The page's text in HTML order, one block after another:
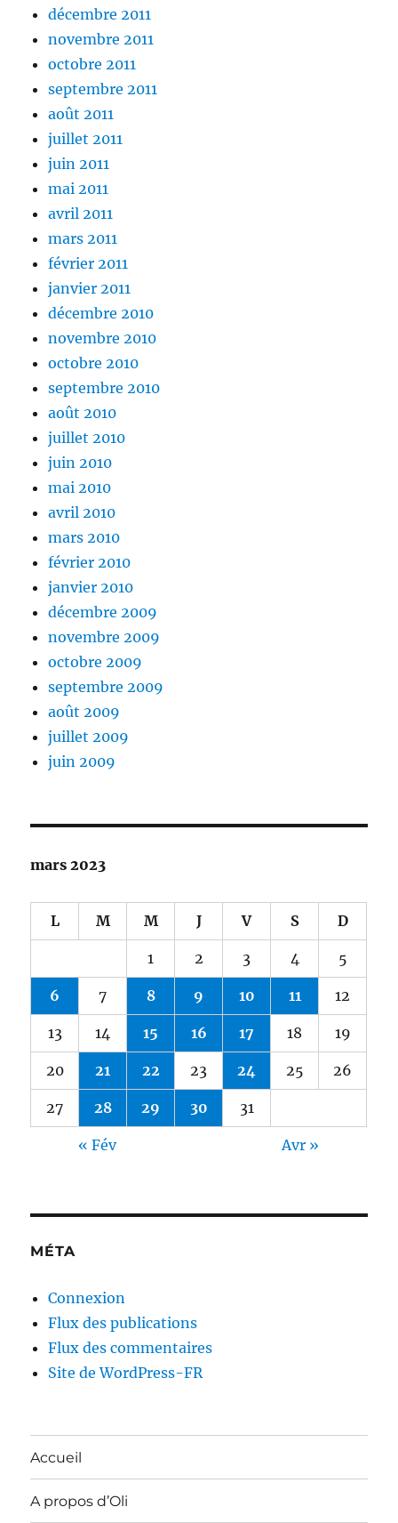
décembre 2011
novembre 2011
octobre 2011
septembre 2011
août 2011
juillet 2011
juin 2011
mai 2011
avril 2011
mars 2011
février 2011
janvier 2011
décembre 2010
novembre 2010
octobre 2010
septembre 2010
août 2010
juillet 2010
juin 2010
mai 2010
avril 2010
mars 2010
février 2010
janvier 2010
décembre 2009
novembre 2009
octobre 2009
septembre 2009
août 2009
juillet 2009
juin 2009
mars 2023
L M M J V S D
1 2 3 4 5
6 7 8 9 10 11 12
13 14 15 16 17 18 19
20 21 22 23 24 25 26
27 28 29 30 31
« Fév Avr »
MÉTA
Connexion
Flux des publications
Flux des commentaires
Site de WordPress-FR
Accueil
A propos d’Oli